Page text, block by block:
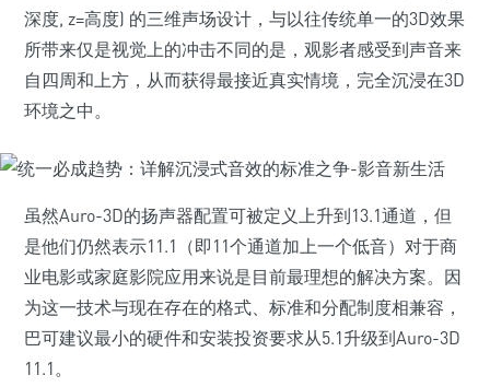
深度, z=高度) 的三维声场设计，与以往传统单一的3D效果
所带来仅是视觉上的冲击不同的是，观影者感受到声音来
自四周和上方，从而获得最接近真实情境，完全沉浸在3D
环境之中。
虽然Auro-3D的扬声器配置可被定义上升到13.1通道，但
是他们仍然表示11.1（即11个通道加上一个低音）对于商
业电影或家庭影院应用来说是目前最理想的解决方案。因
为这一技术与现在存在的格式、标准和分配制度相兼容，
巴可建议最小的硬件和安装投资要求从5.1升级到Auro-3D
11.1。